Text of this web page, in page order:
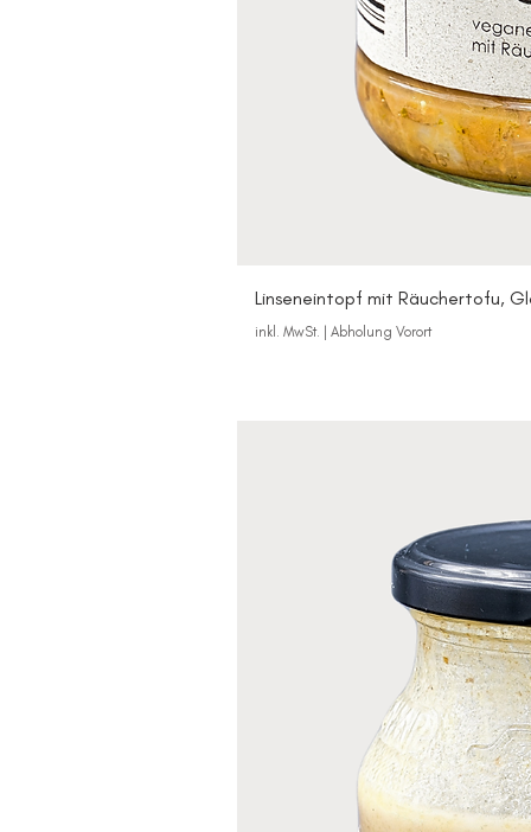
Linseneintopf mit Räuchertofu,
inkl. MwSt. Abholung Vorort